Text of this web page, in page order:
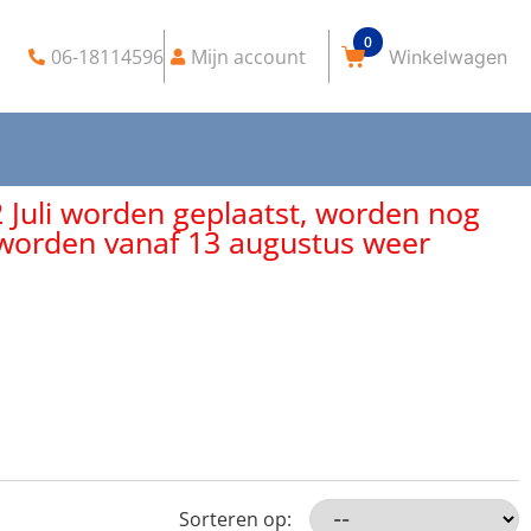
06-18114596 Mijn account
0
worden geplaatst, worden nog
vanaf 13 augustus weer
Sorteren op: